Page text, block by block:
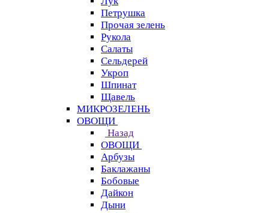
Петрушка
Прочая зелень
Рукола
Салаты
Сельдерей
Укроп
Шпинат
Щавель
МИКРОЗЕЛЕНЬ
ОВОЩИ
Назад
ОВОЩИ
Арбузы
Баклажаны
Бобовые
Дайкон
Дыни